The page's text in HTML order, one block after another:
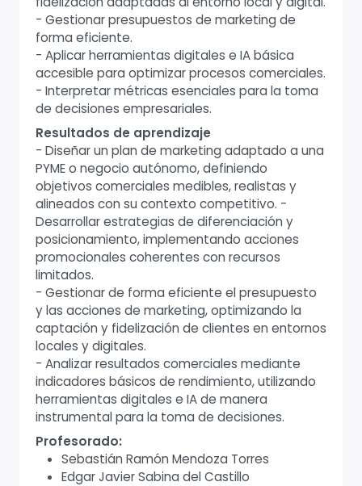
- Gestionar presupuestos de marketing de
forma eficiente.
- Aplicar herramientas digitales e IA básica
accesible para optimizar procesos comerciales.
- Interpretar métricas esenciales para la toma
de decisiones empresariales.
Resultados de aprendizaje
- Diseñar un plan de marketing adaptado a una
PYME o negocio autónomo, definiendo
objetivos comerciales medibles, realistas y
alineados con su contexto competitivo. -
Desarrollar estrategias de diferenciación y
posicionamiento, implementando acciones
promocionales coherentes con recursos
limitados.
- Gestionar de forma eficiente el presupuesto
y las acciones de marketing, optimizando la
captación y fidelización de clientes en entornos
locales y digitales.
- Analizar resultados comerciales mediante
indicadores básicos de rendimiento, utilizando
herramientas digitales e IA de manera
instrumental para la toma de decisiones.
Profesorado:
Sebastián Ramón Mendoza Torres
Edgar Javier Sabina del Castillo